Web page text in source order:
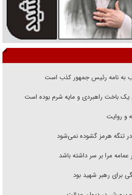
به نامه رئیس جمهور کذب است
یک باخت راهبردی و مایه شرم بوده است
و روایت
تنگه هرمز گشوده نمی‌شود
مرا بر سر داشته باشد
برای رهبر شهید بود